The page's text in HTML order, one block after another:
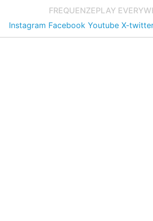
FREQUENZEPLAY
Instagram Facebook Youtube X-